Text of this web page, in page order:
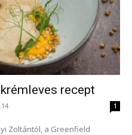
recept
1
Zoltántól, a Greenfield